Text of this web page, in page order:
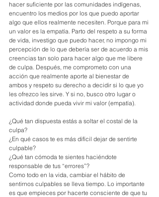
hacer suficiente por las comunidades indígenas,
encuentro los medios por los que puedo aportar
algo que ellos realmente necesiten. Porque para mi
un valor es la empatía. Parto del respeto a su forma
de vida, investigo que puedo hacer, no impongo mi
percepción de lo que debería ser de acuerdo a mis
creencias tan solo para hacer algo que me libere
de culpa. Después, me comprometo con una
acción que realmente aporte al bienestar de
ambos y respeto su derecho a decidir si lo que yo
les ofrezco les sirve. Y si no, busco otro lugar o
actividad donde pueda vivir mi valor (empatía).
¿Qué tan dispuesta estás a soltar el costal de la
culpa?
¿En qué casos te es más difícil dejar de sentirte
culpable?
¿Qué tan cómoda te sientes haciéndote
responsable de tus “errores”?
Como todo en la vida, cambiar el hábito de
sentirnos culpables se lleva tiempo. Lo importante
es que empieces por hacerte consciente de que tu